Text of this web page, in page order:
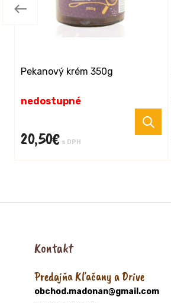
Pekanový krém 350g
nedostupné
20,50€ s DPH
Kontakt
Predajňa Kľačany a Drive
obchod.madonan@gmail.com